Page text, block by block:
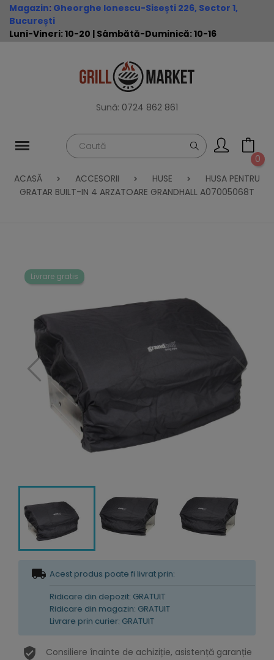
Magazin: Gheorghe Ionescu-Sisești 226, Sector 1,
București
Luni-Vineri: 10-20 | Sâmbătă-Duminică: 10-16
Sună: 0724 862 861
0
ACASĂ
ACCESORII HUSE
HUSA PENTRU
GRATAR BUILT-IN 4 ARZATOARE GRANDHALL A07005068T
Acest produs poate fi livrat prin:
Ridicare din depozit: GRATUIT
Ridicare din magazin: GRATUIT
Livrare prin curier: GRATUIT
Consiliere înainte de achiziție, asistență garanție
Livrare gratis